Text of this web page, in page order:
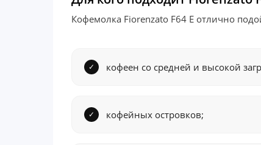
Кофемолка Fiorenzato F64 E отлично
кофеен со средней и высокой
кофейных островков;